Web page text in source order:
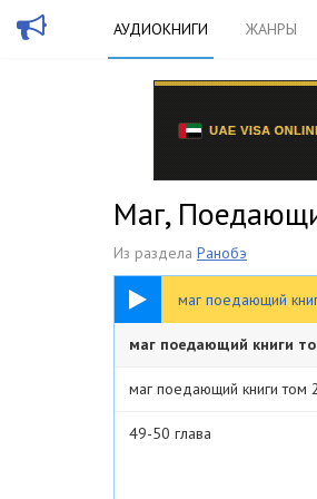
АУДИОКНИГИ ЖАНРЫ
Маг,
Из раздела Ранобэ
маг поедающий
5:55:15
маг поедающий книги
маг поедающий книги том
49-50 глава